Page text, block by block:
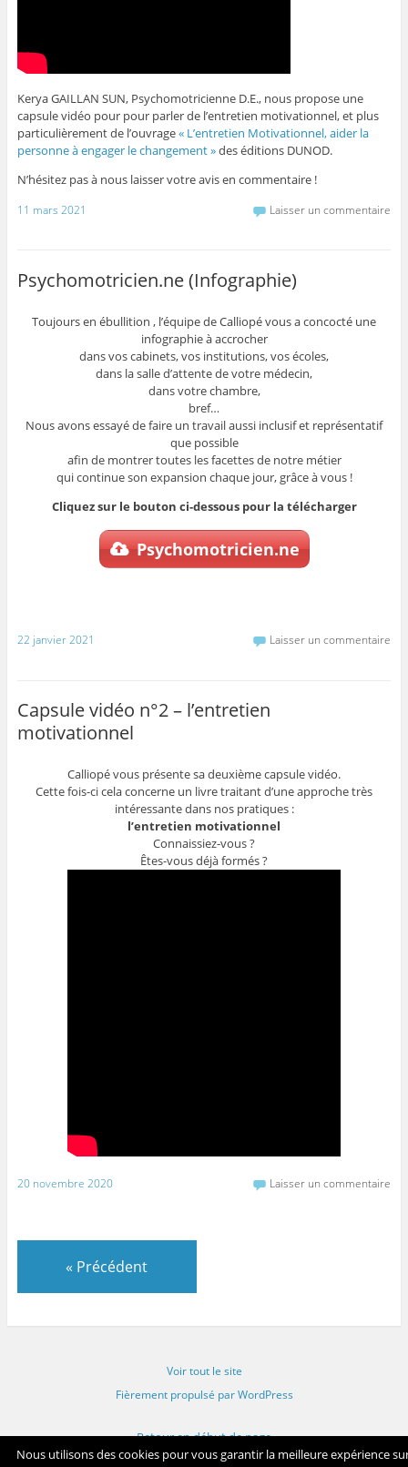
Kerya GAILLAN SUN, Psychomotricienne D.E., nous propose une
capsule vidéo pour pour parler de l’entretien motivationnel, et plus
particulièrement de l’ouvrage« L’entretien Motivationnel, aider la
personne à engager le changement »des éditions DUNOD.
N’hésitez pas à nous laisser votre avis en commentaire !
11 mars 2021 Laisser un commentaire
Psychomotricien.ne (Infographie)
Toujours en ébullition , l’équipe de Calliopé vous a concocté une
infographie à accrocher
dans vos cabinets, vos institutions, vos écoles,
dans la salle d’attente de votre médecin,
dans votre chambre,
bref…
Nous avons essayé de faire un travail aussi inclusif et représentatif
que possible
afin de montrer toutes les facettes de notre métier
qui continue son expansion chaque jour, grâce à vous !
Cliquez sur le bouton ci-dessous pour la télécharger
Psychomotricien.ne
22 janvier 2021 Laisser un commentaire
Capsule vidéo n°2 – l’entretien
motivationnel
Calliopé vous présente sa deuxième capsule vidéo.
Cette fois-ci cela concerne un livre traitant d’une approche très
intéressante dans nos pratiques :
l’entretien motivationnel
Connaissiez-vous ?
Êtes-vous déjà formés ?
20 novembre 2020 Laisser un commentaire
« Précédent
Voir tout le site
Fièrement propulsé par WordPress
Retour en début de page
Nous utilisons des cookies pour vous garantir la meilleure expérience